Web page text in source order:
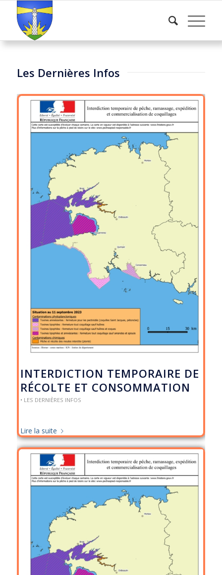
Les Dernières Infos
INTERDICTION TEMPORAIRE DE
RÉCOLTE ET CONSOMMATION
• LES DERNIÈRES INFOS
Lire la suite